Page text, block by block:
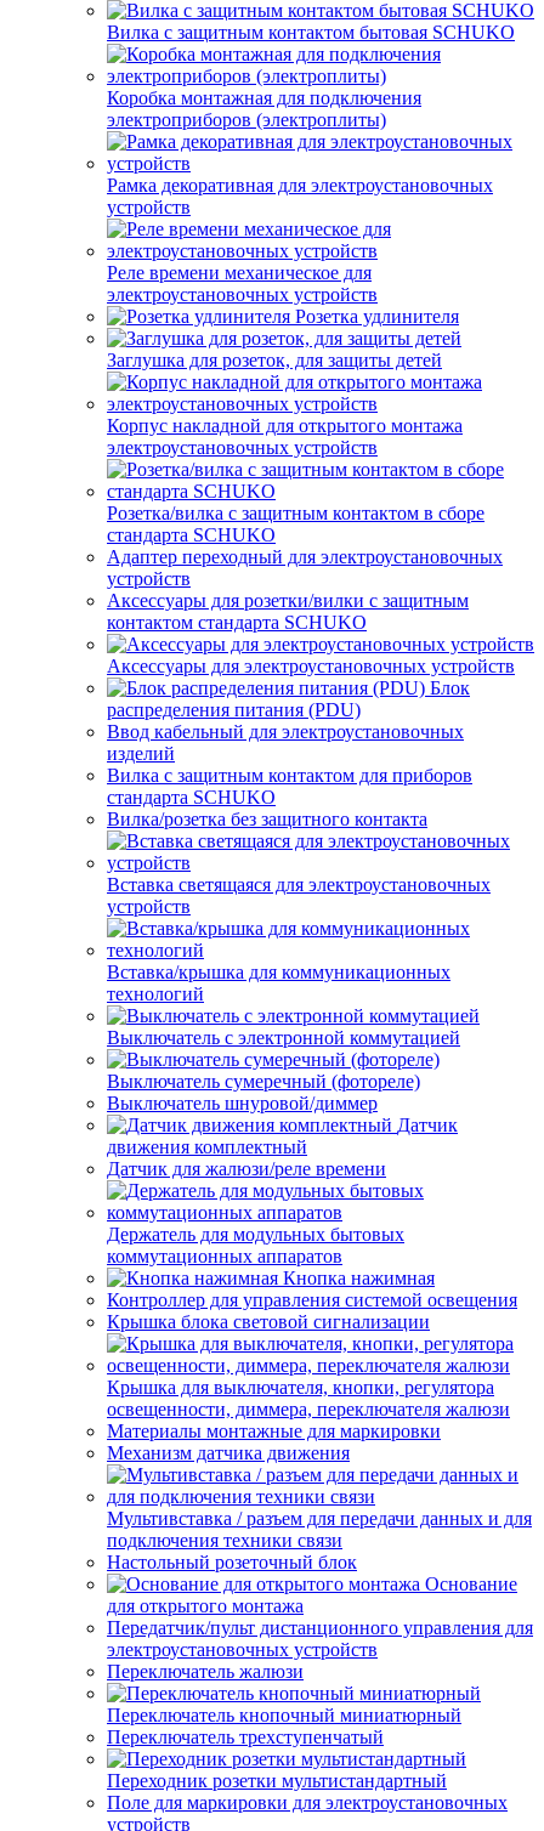
Вилка с защитным контактом бытовая SCHUKO
Коробка монтажная для подключения
электроприборов (электроплиты)
Рамка декоративная для электроустановочных
устройств
Реле времени механическое для
электроустановочных устройств
Розетка удлинителя
Заглушка для розеток, для защиты детей
Корпус накладной для открытого монтажа
электроустановочных устройств
Розетка/вилка с защитным контактом в сборе
стандарта SCHUKO
Адаптер переходный для электроустановочных
устройств
Аксессуары для розетки/вилки с защитным
контактом стандарта SCHUKO
Аксессуары для электроустановочных устройств
Блок
распределения питания (PDU)
Ввод кабельный для электроустановочных
изделий
Вилка с защитным контактом для приборов
стандарта SCHUKO
Вилка/розетка без защитного контакта
Вставка светящаяся для электроустановочных
устройств
Вставка/крышка для коммуникационных
технологий
Выключатель с электронной коммутацией
Выключатель сумеречный (фотореле)
Выключатель шнуровой/диммер
Датчик
движения комплектный
Датчик для жалюзи/реле времени
Держатель для модульных бытовых
коммутационных аппаратов
Кнопка нажимная
Контроллер для управления системой освещения
Крышка блока световой сигнализации
Крышка для выключателя, кнопки, регулятора
освещенности, диммера, переключателя жалюзи
Материалы монтажные для маркировки
Механизм датчика движения
Мультивставка / разъем для передачи данных и для
подключения техники связи
Настольный розеточный блок
Основание
для открытого монтажа
Передатчик/пульт дистанционного управления для
электроустановочных устройств
Переключатель жалюзи
Переключатель кнопочный миниатюрный
Переключатель трехступенчатый
Переходник розетки мультистандартный
Поле для маркировки для электроустановочных
устройств